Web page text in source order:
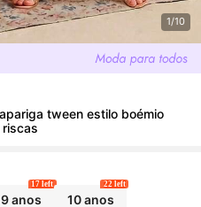
1/10
tween estilo boémio
9 anos
17 left
10 anos
22 left